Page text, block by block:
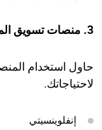
3. منصات تسويق المؤثرين
حاول استخدام
لاحتياجاتك.
إنفلوينسيتي